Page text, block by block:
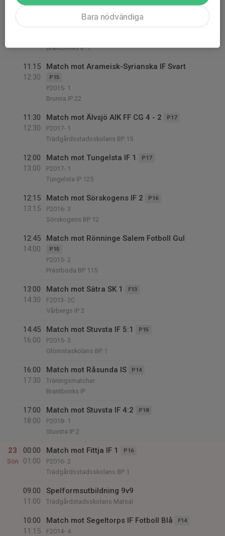
Stuvsta IP 2
Brantbrinks IP 1
11:15
12:30
Match mot Arameisk-Syrianska IF Svart
P15
P2015- 1
Brunna IP 22
11:30
12:30
Match mot Älvsjö AIK FF CG 4 - 2 P17
P2017- 1
Trädgårdsstadsskolans BP 15
12:00
13:00
Match mot Tungelsta IF 1 P17
P2017- 1
Tungelsta IP 125
12:15
13:15
Match mot Sörskogens IF 2 P16
P2016- 3
Sörskogens BP 12
12:45
14:00
Match mot Rönninge Salem Fotboll Gul
P15
P2015- 2
Prästboda BP 115
13:00
14:30
Match mot Sätra SK 1 F13
F2013- 2C
Vårbergs IP 2
14:45
16:00
Match mot Stuvsta IF 5:1 P15
P2015- 3
Glömstaskolans BP 1
16:00
17:30
Match mot Råsunda IS P14
Träningsmatcher
Brantbrinks IP
17:00
18:00
Match mot Stuvsta IF 4:2 P18
P2018- 1
Stuvsta IP 2
23
Sön
00:00
01:00
Match mot Fittja IF 1 P16
P2016- 2
Trädgårdsstadsskolans BP 1
09:00
11:00
Spelformsutbildning 9v9
Trädgårdstadsskolans Matsal
10:00
11:15
Match mot Segeltorps IF Fotboll Blå F14
F2014- 4
Bara nödvändiga